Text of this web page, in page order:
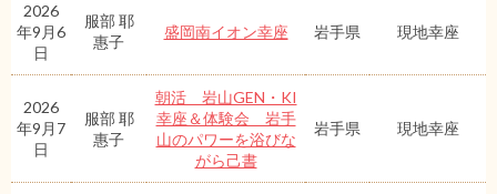
2026
年9月6
日
服部 耶
惠子
盛岡南イオン幸座 岩手県 現地幸座
2026
年9月7
日
服部 耶
惠子
朝活 岩山GEN・KI
幸座＆体験会 岩手
山のパワーを浴びな
がら己書
岩手県 現地幸座